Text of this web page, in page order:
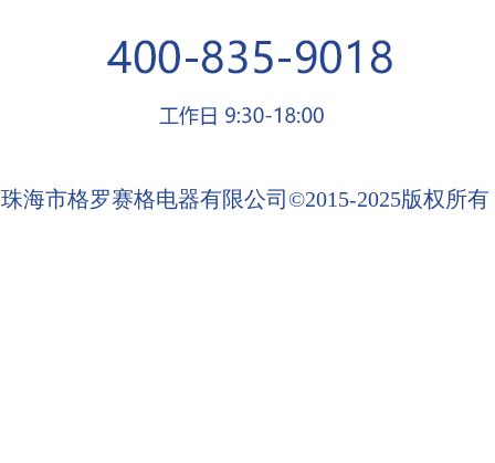
珠海市格罗赛格电器有限公司©2015-2025版权所